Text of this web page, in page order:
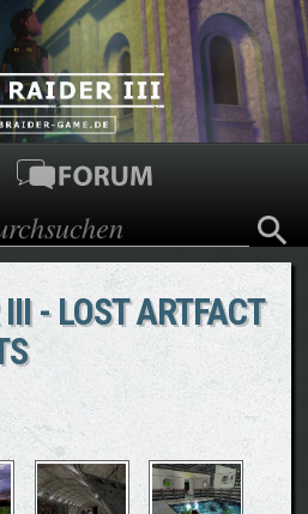
Inhalt
- LOST ARTFACT